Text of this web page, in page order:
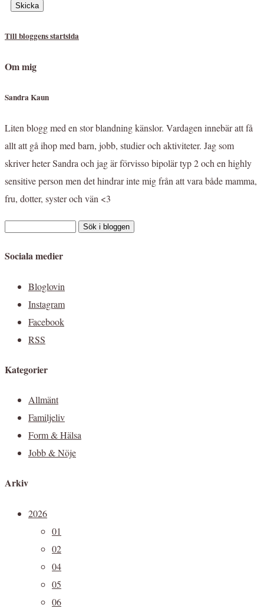
Till bloggens startsida
Om mig
Sandra Kaun
Liten blogg med en stor blandning känslor. Vardagen innebär att få
allt att gå ihop med barn, jobb, studier och aktiviteter. Jag som
skriver heter Sandra och jag är förvisso bipolär typ 2 och en highly
sensitive person men det hindrar inte mig från att vara både mamma,
fru, dotter, syster och vän <3
Sociala medier
Bloglovin
Instagram
Facebook
RSS
Kategorier
Allmänt
Familjeliv
Form & Hälsa
Jobb & Nöje
Arkiv
2026
01
02
04
05
06